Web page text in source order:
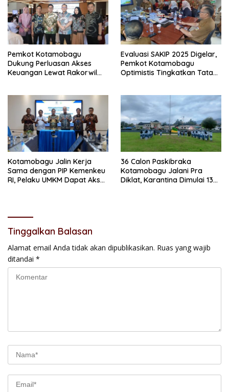
Pemkot Kotamobagu
Dukung Perluasan Akses
Keuangan Lewat Rakorwil
Evaluasi SAKIP 2025 Digelar,
Pemkot Kotamobagu
Optimistis Tingkatkan Tata
Kotamobagu Jalin Kerja
Sama dengan PIP Kemenkeu
RI, Pelaku UMKM Dapat Akses
36 Calon Paskibraka
Kotamobagu Jalani Pra
Diklat, Karantina Dimulai 13
Tinggalkan Balasan
Alamat email Anda tidak akan dipublikasikan. Ruas yang wajib
ditandai *